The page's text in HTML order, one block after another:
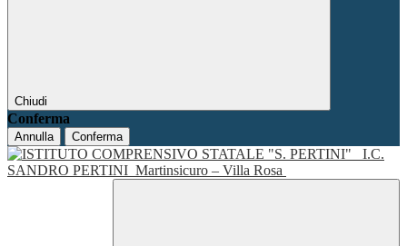
Chiudi
Conferma
Annulla Conferma
I.C.
SANDRO PERTINI Martinsicuro – Villa Rosa